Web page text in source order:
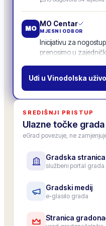
MO
MO Centar
MJESNI ODBOR
Inicijativu za
prenosimo u
11odgovora·52lajkova
Gradska osnovna
USTANOVA · ŠKOLA
Upis u 1. razred za
Roditeljski sastanak
6odgovora· 33lajkova
PZ
Zamjenica
ZAMJENICA
četvrtak 19.6. u
objave.
Uđi u Vinodolska uživo
SREDIŠNJI PRISTUP
Ulazne točke grada
eGrad povezuje, ne
Gradska stranica
službeni portal grada
Gradski medij
e-glasilo grada
Stranica